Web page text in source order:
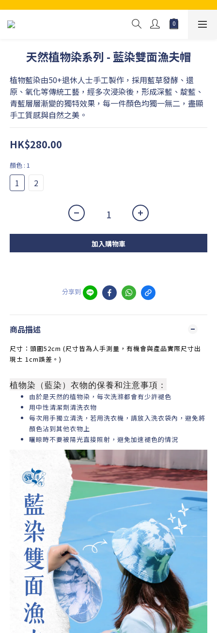
天然植物染系列 - 藍染雙面漁夫帽
植物藍染由50+退休人士手工製作，採用藍草發酵、還
原、氧化等傳統工藝，經多次浸染後，形成深藍、靛藍、
青藍層層漸變的獨特效果，每一件顏色均獨一無二，盡顯
手工質感與自然之美。
HK$280.00
顏色 : 1
1 2
加入購物車
分享到
商品描述
尺寸：頭圍52cm (尺寸皆為人手測量，有機會與產品實際尺寸出
現± 1cm誤差。)
植物染（藍染）衣物的保養和注意事項：
由於是天然的植物染，每次洗滌都會有少許褪色
用中性清潔劑清洗衣物
每次用手獨立清洗，若用洗衣機，請放入洗衣袋內，避免將
顏色沾到其他衣物上
曬晾時不要被陽光直接照射，避免加速褪色的情況